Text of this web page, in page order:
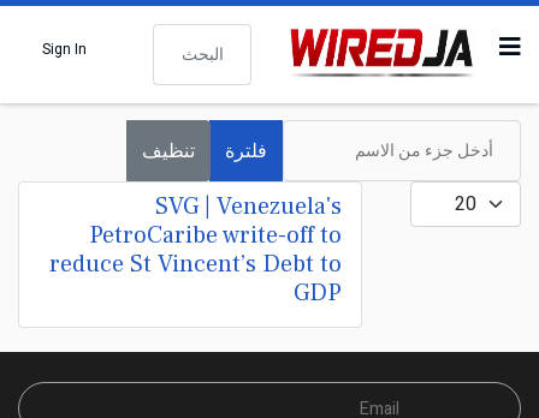
البحث
Sign In
أدخل جزء من الاسم
فلترة تنظيف
عدد الإظهارات:
SVG | Venezuela's
PetroCaribe write-off to
reduce St Vincent’s Debt to
GDP